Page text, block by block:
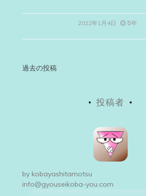
2022年1月4日 5年
投
ー
シ
過去の投稿
投稿者
by kobayashitamotsu
info@gyouseikoba-you.com